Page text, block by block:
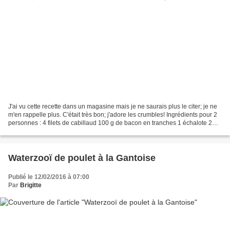
J'ai vu cette recette dans un magasine mais je ne saurais plus le citer; je ne
m'en rappelle plus. C'était très bon; j'adore les crumbles! Ingrédients pour 2
personnes : 4 filets de cabillaud 100 g de bacon en tranches 1 échalote 2
Waterzooï de poulet à la Gantoise
Publié le 12/02/2016 à 07:00
Par Brigitte